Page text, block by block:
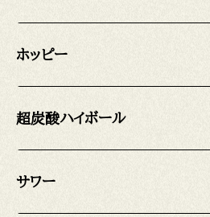
ホッピー
超炭酸ハイボール
サワー